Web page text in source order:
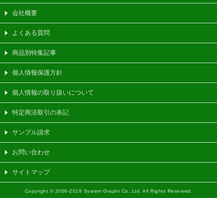
会社概要
よくある質問
商品別特集記事
個人情報保護方針
個人情報の取り扱いについて
特定商法取引の表記
サンプル請求
お問い合わせ
サイトマップ
Copyright © 2006-2018 System Graphi Co.,Ltd. All Rights Reserved.